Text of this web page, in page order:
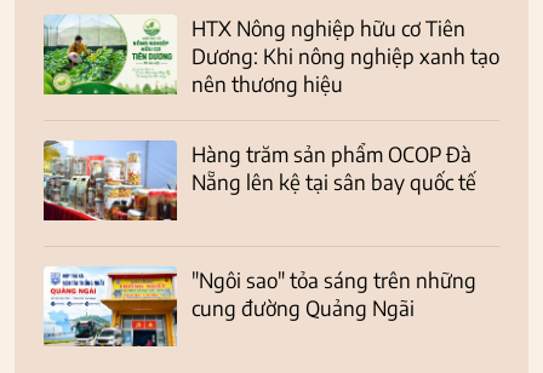
HTX Nông nghiệp hữu cơ Tiên
Dương: Khi nông nghiệp xanh tạo
nên thương hiệu
Hàng trăm sản phẩm OCOP Đà
Nẵng lên kệ tại sân bay quốc tế
"Ngôi sao" tỏa sáng trên những
cung đường Quảng Ngãi